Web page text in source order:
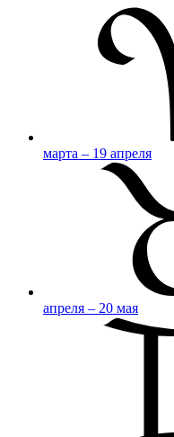
марта – 19 апреля
апреля – 20 мая